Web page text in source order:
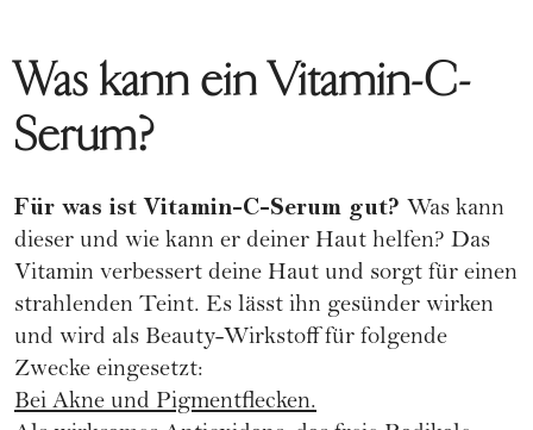
Was kann ein Vitamin-C-
Serum?
Für was ist Vitamin-C-Serum gut? Was kann
dieser und wie kann er deiner Haut helfen? Das
Vitamin verbessert deine Haut und sorgt für einen
strahlenden Teint. Es lässt ihn gesünder wirken
und wird als Beauty-Wirkstoff für folgende
Zwecke eingesetzt:
Bei Akne und Pigmentflecken.